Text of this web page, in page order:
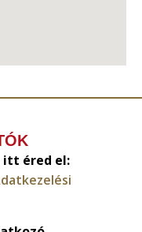
éred el: